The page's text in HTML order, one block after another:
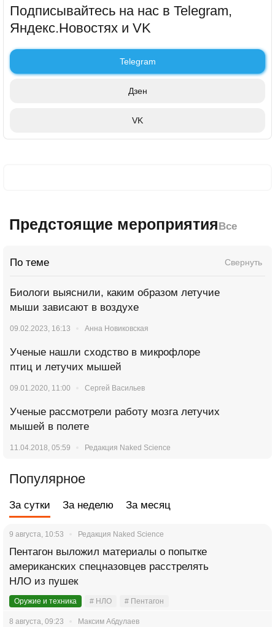
Подписывайтесь на нас в Telegram,
Яндекс.Новостях и VK
Telegram
Дзен
VK
Предстоящие мероприятияВсе
По теме Свернуть
Биологи выяснили, каким образом летучие
мыши зависают в воздухе
09.02.2023, 16:13 Анна Новиковская
Ученые нашли сходство в микрофлоре
птиц и летучих мышей
09.01.2020, 11:00 Сергей Васильев
Ученые рассмотрели работу мозга летучих
мышей в полете
11.04.2018, 05:59 Редакция Naked Science
Популярное
За сутки За неделю За месяц
9 августа, 10:53 Редакция Naked Science
Пентагон выложил материалы о попытке
американских спецназовцев расстрелять
НЛО из пушек
Оружие и техника # НЛО # Пентагон
8 августа, 09:23 Максим Абдулаев